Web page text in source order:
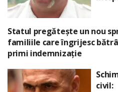
Statul pregătește un nou
familiile care îngrijesc
primi indemnizație
civil: